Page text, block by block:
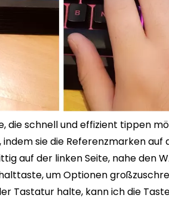
die schnell und effizient tippen
sie die Referenzmarken auf
auf der linken Seite, nahe den
um Optionen
Tastatur halte, kann ich die